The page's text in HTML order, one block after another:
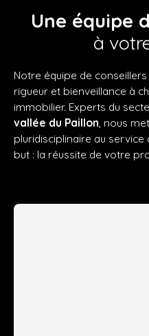
Une équipe
à
Notre équipe de
rigueur et bienveillance à
immobilier. Experts du
vallée du Paillon, nous
pluridisciplinaire au
but : la réussite de votre